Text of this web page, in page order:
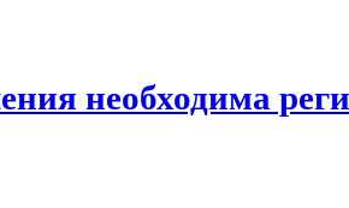
необходима